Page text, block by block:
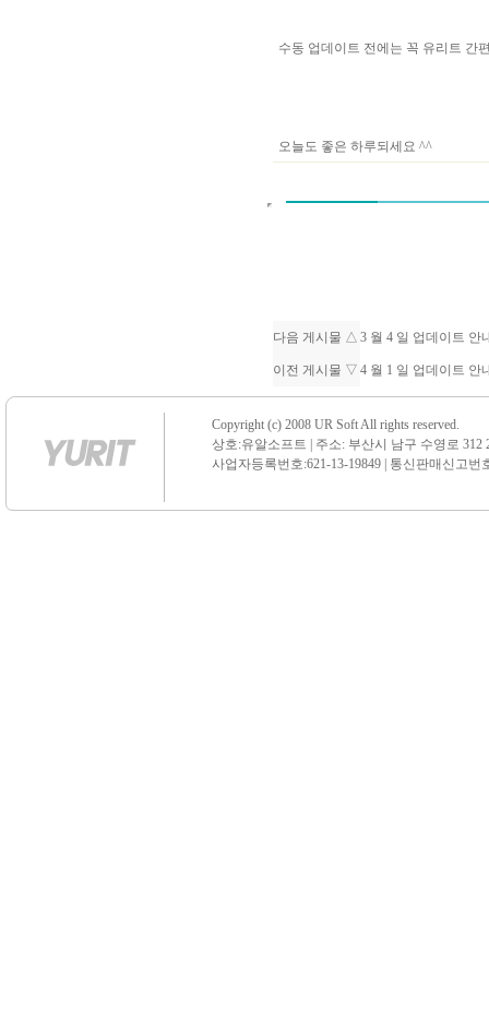
수동 업데이트 전에는 꼭 유리트 간
오늘도 좋은 하루되세요 ^^
다음 게시물 △ 3 월 4 일 업데이트 안
이전 게시물 ▽ 4 월 1 일 업데이트 안
Copyright (c) 2008 UR Soft All rights reserved.
상호:유알소프트 | 주소: 부산시 남구 수영로 312
사업자등록번호:621-13-19849 | 통신판매신고번